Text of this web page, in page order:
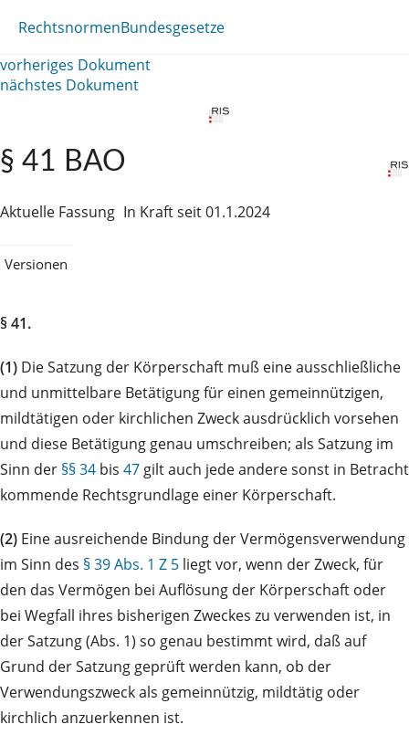
RechtsnormenBundesgesetze
vorheriges Dokument
nächstes Dokument
§ 41 BAO
Aktuelle Fassung In Kraft seit 01.1.2024
Versionen
§ 41.
(1) Die Satzung der Körperschaft muß eine ausschließliche
und unmittelbare Betätigung für einen gemeinnützigen,
mildtätigen oder kirchlichen Zweck ausdrücklich vorsehen
und diese Betätigung genau umschreiben; als Satzung im
Sinn der §§ 34 bis 47 gilt auch jede andere sonst in Betracht
kommende Rechtsgrundlage einer Körperschaft.
(2) Eine ausreichende Bindung der Vermögensverwendung
im Sinn des § 39 Abs. 1 Z 5 liegt vor, wenn der Zweck, für
den das Vermögen bei Auflösung der Körperschaft oder
bei Wegfall ihres bisherigen Zweckes zu verwenden ist, in
der Satzung (Abs. 1) so genau bestimmt wird, daß auf
Grund der Satzung geprüft werden kann, ob der
Verwendungszweck als gemeinnützig, mildtätig oder
kirchlich anzuerkennen ist.